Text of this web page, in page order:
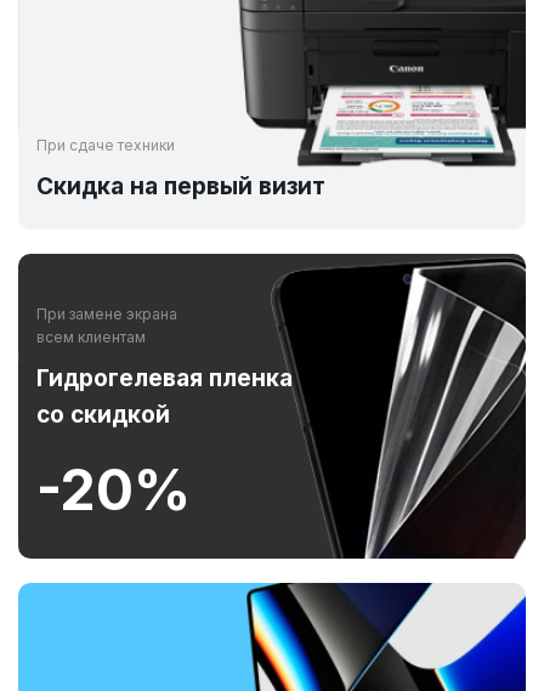
При сдаче техники
Скидка на первый визит
При замене экрана
всем клиентам
Гидрогелевая пленка
со скидкой
-20%